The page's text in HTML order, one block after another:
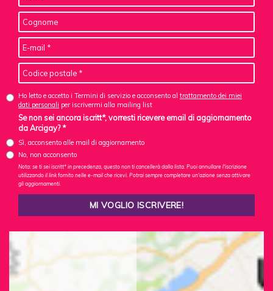
Ho letto e accetto i Termini di servizio e acconsento al trattamento dei miei
dati personali per iscrivermi alla mailing list
Se non sei ancora iscritt*, vorresti ricevere email di aggiornamento
da Arcigay? *
Sì, acconsento alle mail di aggiornamento
No, non acconsento
Nota: se ti sei iscritt* in precedenza, questo non ti cancellerà dalla lista. Puoi annullare l'iscrizione
utilizzando il link fornito nelle e-mail che ricevi. Potrai sempre completare un'azione senza attivare
gli aggiornamenti.